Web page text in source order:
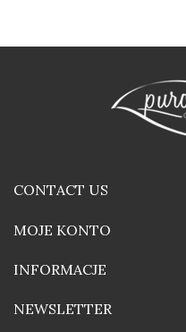
CONTACT US
MOJE KONTO
INFORMACJE
NEWSLETTER